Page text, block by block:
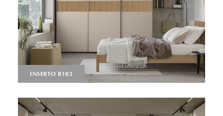
INSERTO R102